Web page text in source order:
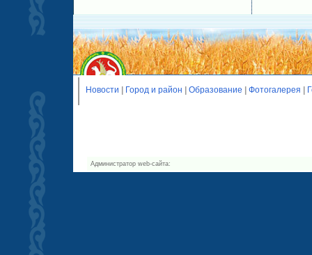
Новости Город и район Образование Фотогалерея
Администратор web-сайта: